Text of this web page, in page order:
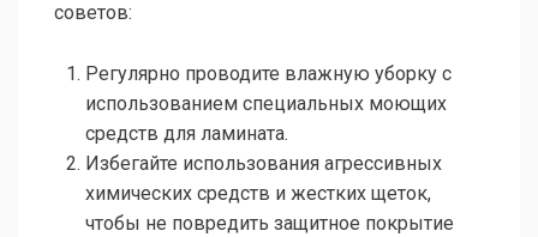
советов:
Регулярно проводите влажную уборку с
использованием специальных моющих
средств для ламината.
Избегайте использования агрессивных
химических средств и жестких щеток,
чтобы не повредить защитное покрытие